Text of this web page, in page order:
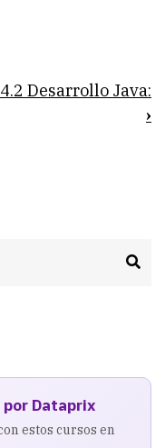
Desarrollo Java:
›
Dataprix
estos cursos en